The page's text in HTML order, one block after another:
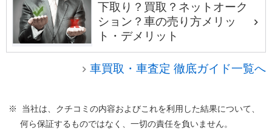
下取り？買取？ネットオーク
ション？車の売り方メリッ
ト・デメリット
車買取・車査定 徹底ガイド一覧へ
※ 当社は、クチコミの内容およびこれを利用した結果について、
何ら保証するものではなく、一切の責任を負いません。